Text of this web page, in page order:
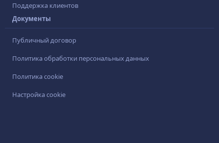
Поддержка клиентов
Документы
Публичный договор
Политика обработки персональных данных
Политика cookie
Настройка cookie